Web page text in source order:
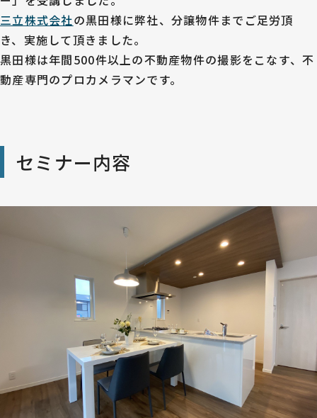
三立株式会社の黒田様に弊社、分譲物件までご足労頂
き、実施して頂きました。
黒田様は年間500件以上の不動産物件の撮影をこなす、不
動産専門のプロカメラマンです。
セミナー内容